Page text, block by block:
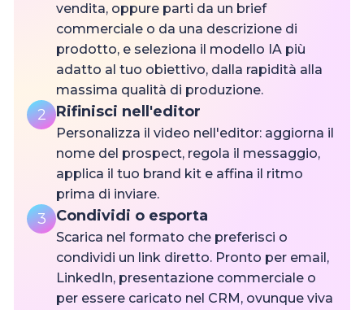
vendita, oppure parti da un brief
commerciale o da una descrizione di
prodotto, e seleziona il modello IA più
adatto al tuo obiettivo, dalla rapidità alla
massima qualità di produzione.
2 Rifinisci nell'editor
Personalizza il video nell'editor: aggiorna il
nome del prospect, regola il messaggio,
applica il tuo brand kit e affina il ritmo
prima di inviare.
3 Condividi o esporta
Scarica nel formato che preferisci o
condividi un link diretto. Pronto per email,
LinkedIn, presentazione commerciale o
per essere caricato nel CRM, ovunque viva